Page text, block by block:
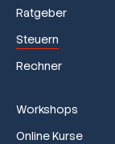
Ratgeber
Steuern
Rechner
Workshops
Online Kurse